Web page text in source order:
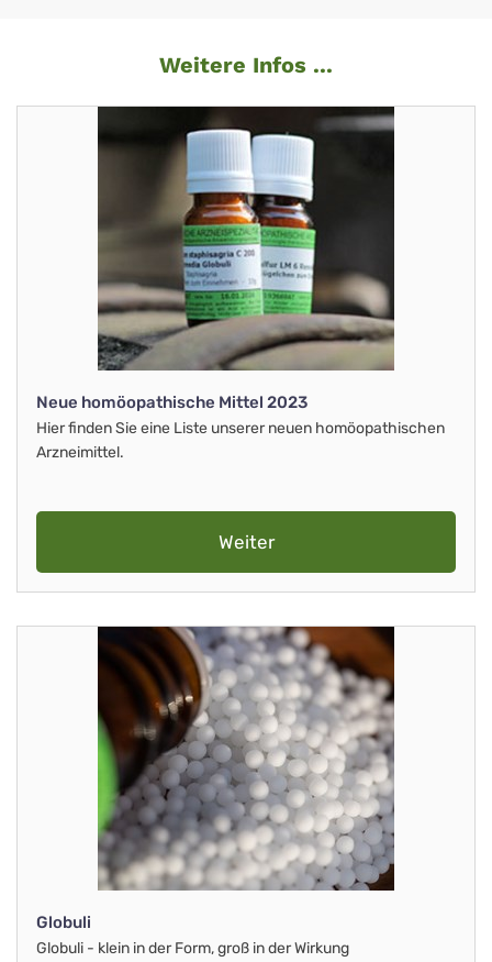
Weitere Infos ...
Neue homöopathische Mittel 2023
Hier finden Sie eine Liste unserer neuen homöopathischen
Arzneimittel.
Weiter
Globuli
Globuli - klein in der Form, groß in der Wirkung